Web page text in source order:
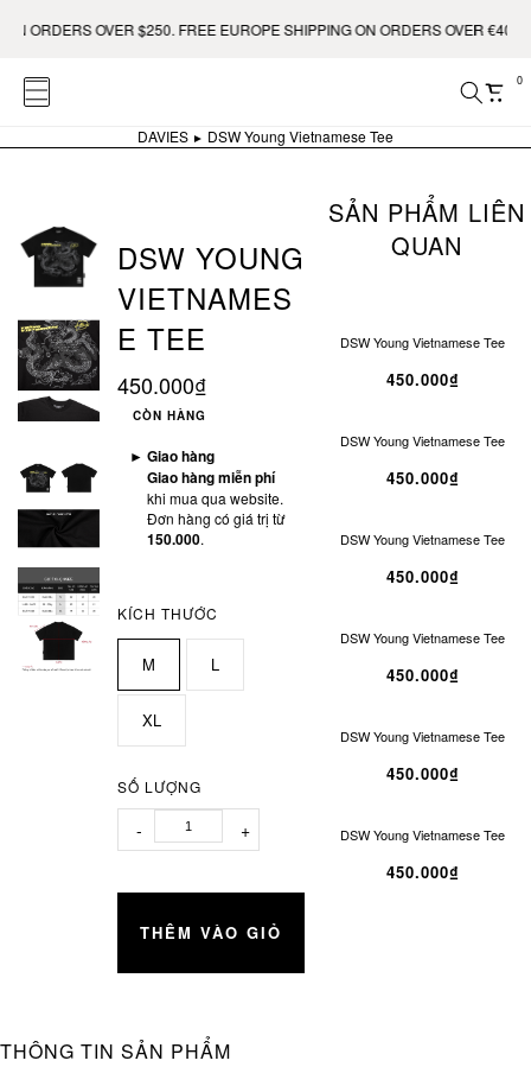
OVER $250. FREE EUROPE SHIPPING ON ORDERS OVER €400.
0
DAVIES DSW Young Vietnamese Tee
DSW YOUNG
VIETNAMES
E TEE
450.000₫
CÒN HÀNG
► Giao hàng
Giao hàng miễn phí
khi mua qua website.
Đơn hàng có giá trị từ
150.000.
KÍCH THƯỚC
M L
XL
SỐ LƯỢNG
- +
THÊM VÀO GIỎ
THÔNG TIN SẢN PHẨM
SẢN PHẨM LIÊN
QUAN
DSW Young Vietnamese Tee
450.000₫
DSW Young Vietnamese Tee
450.000₫
DSW Young Vietnamese Tee
450.000₫
DSW Young Vietnamese Tee
450.000₫
DSW Young Vietnamese Tee
450.000₫
DSW Young Vietnamese Tee
450.000₫